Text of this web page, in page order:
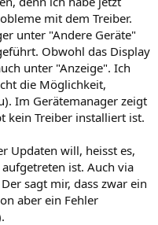
mit dem Treiber.
unter "Andere Geräte"
Obwohl das Display
unter "Anzeige". Ich
die Möglichkeit,
Im Gerätemanager zeigt
kein Treiber installiert ist.
Updaten will, heisst es,
ist. Auch via
sagt mir, dass zwar ein
aber ein Fehler